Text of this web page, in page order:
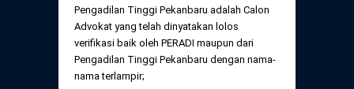
Pengadilan Tinggi Pekanbaru adalah Calon
Advokat yang telah dinyatakan lolos
verifikasi baik oleh PERADI maupun dari
Pengadilan Tinggi Pekanbaru dengan nama-
nama terlampir;